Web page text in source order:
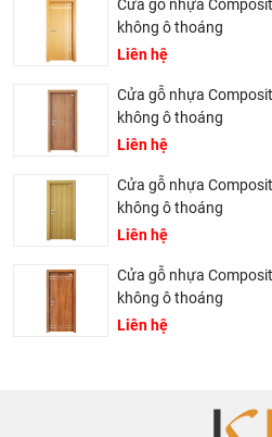
Cửa gỗ nhựa
không ô thoáng
Liên hệ
Cửa gỗ nhựa
không ô thoáng
Liên hệ
Cửa gỗ nhựa
không ô thoáng
Liên hệ
Cửa gỗ nhựa
không ô thoáng
Liên hệ